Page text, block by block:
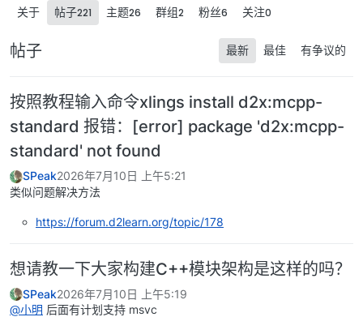
关于 帖子221 主题26 群组2 粉丝6 关注0
帖子 最新 最佳 有争议的
按照教程输入命令xlings install d2x:mcpp-
standard 报错：[error] package 'd2x:mcpp-
standard' not found
SPeak2026年7月10日 上午5:21
类似问题解决方法
https://forum.d2learn.org/topic/178
想请教一下大家构建C++模块架构是这样的吗？
SPeak2026年7月10日 上午5:19
@小明 后面有计划支持 msvc